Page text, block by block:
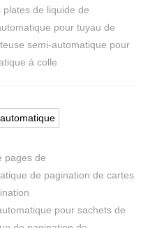
de liquide de
pour tuyau de
semi-automatique pour
à colle
pages de
de pagination de cartes
pour sachets de